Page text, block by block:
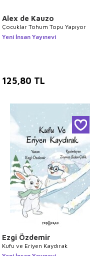
Alex de Kauzo
Çocuklar Tohum Topu Yapıyor
Yeni İnsan Yayınevi
125,80 TL
Ezgi Özdemir
Kufu ve Eriyen Kaydırak